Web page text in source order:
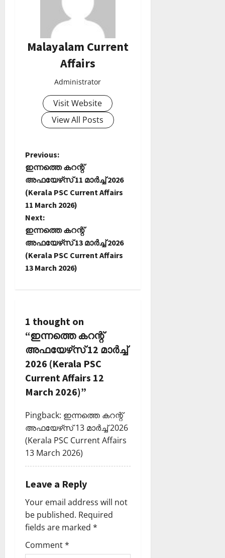
Malayalam Current
Affairs
Administrator
Visit Website
View All Posts
P
o
s
t
n
a
g
a
t
i
o
n
Previous:
ഇന്നത്തെ കറന്റ്
അഫയേഴ്‌സ് 11 മാര്‍ച്ച്‌ 2026
(Kerala PSC Current Affairs
11 March 2026)
Next:
ഇന്നത്തെ കറന്റ്
അഫയേഴ്‌സ് 13 മാര്‍ച്ച്‌ 2026
(Kerala PSC Current Affairs
13 March 2026)
1 thought on
“ഇന്നത്തെ കറന്റ്
അഫയേഴ്‌സ് 12 മാര്‍ച്ച്‌
2026 (Kerala PSC
Current Affairs 12
March 2026)”
Pingback: ഇന്നത്തെ കറന്റ്
അഫയേഴ്‌സ് 13 മാര്‍ച്ച്‌ 2026
(Kerala PSC Current Affairs
13 March 2026)
Leave a Reply
Your email address will not
be published. Required
fields are marked *
Comment*